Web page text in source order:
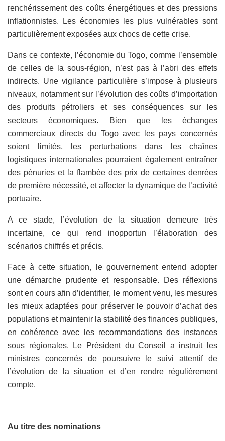
renchérissement des coûts énergétiques et des pressions
inflationnistes. Les économies les plus vulnérables sont
particulièrement exposées aux chocs de cette crise.
Dans ce contexte, l’économie du Togo, comme l’ensemble
de celles de la sous-région, n’est pas à l’abri des effets
indirects. Une vigilance particulière s’impose à plusieurs
niveaux, notamment sur l’évolution des coûts d’importation
des produits pétroliers et ses conséquences sur les
secteurs économiques. Bien que les échanges
commerciaux directs du Togo avec les pays concernés
soient limités, les perturbations dans les chaînes
logistiques internationales pourraient également entraîner
des pénuries et la flambée des prix de certaines denrées
de première nécessité, et affecter la dynamique de l’activité
portuaire.
A ce stade, l’évolution de la situation demeure très
incertaine, ce qui rend inopportun l’élaboration des
scénarios chiffrés et précis.
Face à cette situation, le gouvernement entend adopter
une démarche prudente et responsable. Des réflexions
sont en cours afin d’identifier, le moment venu, les mesures
les mieux adaptées pour préserver le pouvoir d’achat des
populations et maintenir la stabilité des finances publiques,
en cohérence avec les recommandations des instances
sous régionales. Le Président du Conseil a instruit les
ministres concernés de poursuivre le suivi attentif de
l’évolution de la situation et d’en rendre régulièrement
compte.
Au titre des nominations